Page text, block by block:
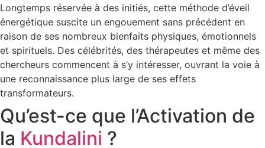
Longtemps réservée à des initiés, cette méthode d’éveil
énergétique suscite un engouement sans précédent en
raison de ses nombreux bienfaits physiques, émotionnels
et spirituels. Des célébrités, des thérapeutes et même des
chercheurs commencent à s’y intéresser, ouvrant la voie à
une reconnaissance plus large de ses effets
transformateurs.
Qu’est-ce que l’Activation de
la Kundalini ?